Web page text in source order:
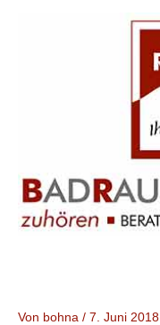
Von bohna / 7. Juni 2018